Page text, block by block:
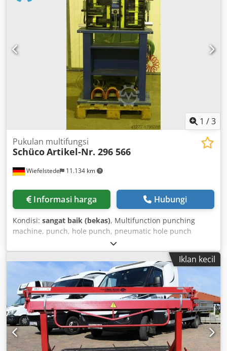
steel, stainless steel, aluminum, and other metals. The
Powermax800 power supply delivers a variable, constant
output current from 20 to 50 amps, offering optimal
performance across all metal thicknesses up to 1/2 inch
(12 mm). At 50 amps, the Powermax800 can cut metals up
to 3/4 inch (20 mm) thick and sever metals up to 1 inch (25
mm) thick. Codpfeulc Ixex Algerf
1 /3
Wiefelstede 11.134 km
Pukulan multifungsi
SchücoArtikel-Nr. 296 566
Informasi harga Hubungi
Kondisi: sangat baik (bekas), Multifunction punching
machine, punch, hole punch, pneumatic hole punch
Codpfx Asb A Hl Relgsrf - Item no.: 296 566 - Weight: 170 kg
Iklan kecil